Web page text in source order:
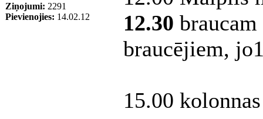
Ziņojumi: 2291
Pievienojies: 14.02.12
12.30
braucējiem,
15.00